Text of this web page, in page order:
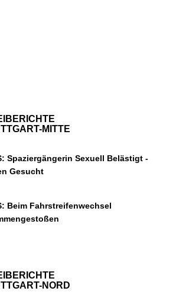
MITTE
Spaziergängerin Sexuell Belästigt -
Gesucht
Beim Fahrstreifenwechsel
NORD